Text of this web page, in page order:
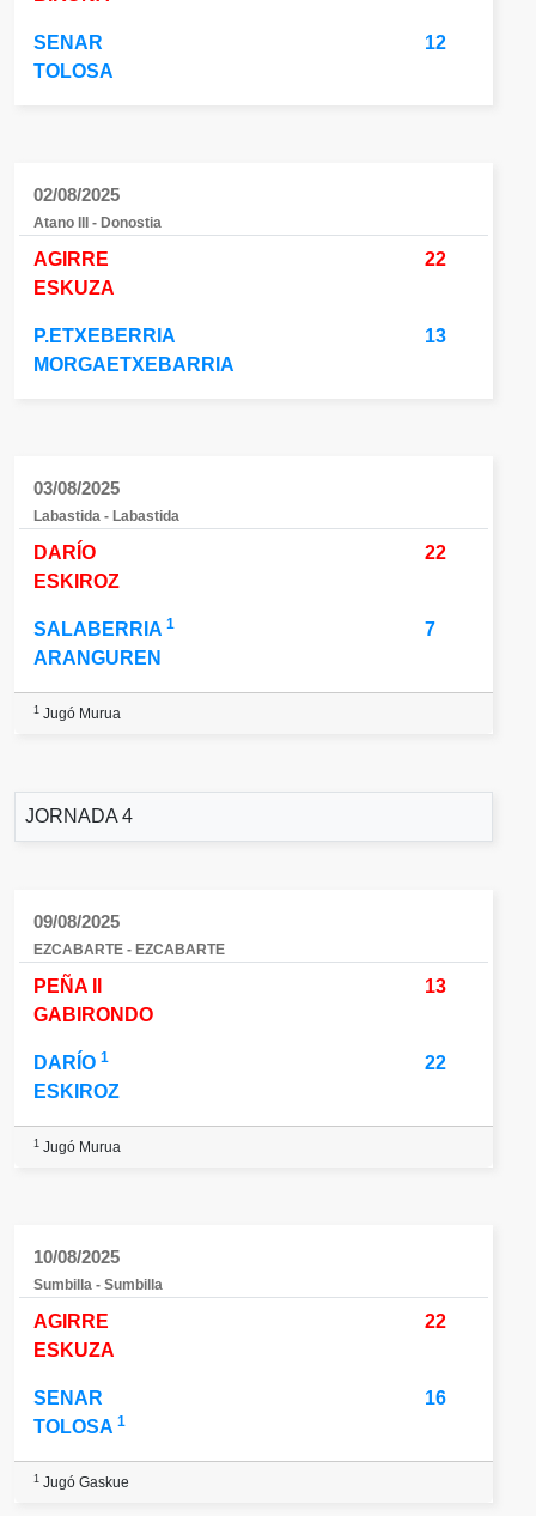
SENAR
TOLOSA
12
02/08/2025
Atano III - Donostia
AGIRRE
ESKUZA
22
P.ETXEBERRIA
MORGAETXEBARRIA
13
03/08/2025
Labastida - Labastida
DARÍO
ESKIROZ
22
SALABERRIA 1
ARANGUREN
7
1 Jugó Murua
JORNADA 4
09/08/2025
EZCABARTE - EZCABARTE
PEÑA II
GABIRONDO
13
DARÍO 1
ESKIROZ
22
1 Jugó Murua
10/08/2025
Sumbilla - Sumbilla
AGIRRE
ESKUZA
22
SENAR
TOLOSA 1
16
1 Jugó Gaskue